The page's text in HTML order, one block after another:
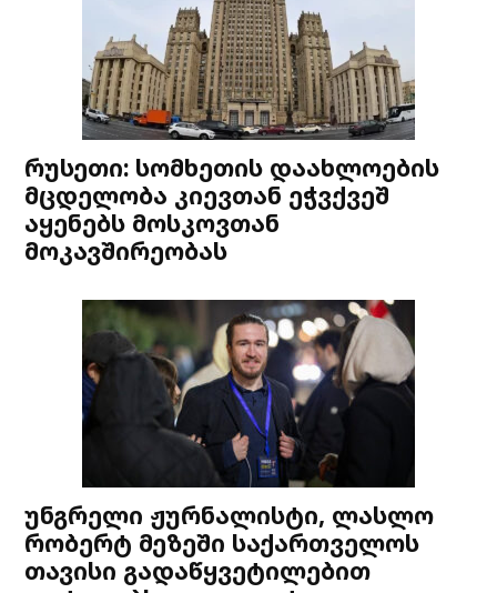
რუსეთი: სომხეთის დაახლოების
მცდელობა კიევთან ეჭვქვეშ
აყენებს მოსკოვთან
მოკავშირეობას
უნგრელი ჟურნალისტი, ლასლო
რობერტ მეზეში საქართველოს
თავისი გადაწყვეტილებით